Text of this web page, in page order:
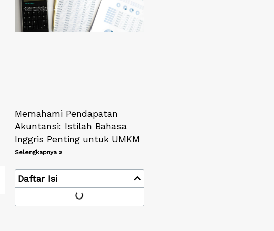
Memahami Pendapatan
Akuntansi: Istilah Bahasa
Inggris Penting untuk UMKM
Selengkapnya »
Daftar Isi